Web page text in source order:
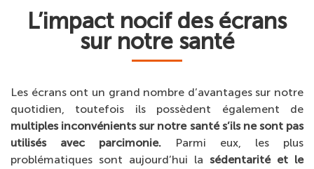
L’impact nocif des écrans
sur notre santé
Les écrans ont un grand nombre d’avantages sur notre
quotidien, toutefois ils possèdent également de
multiples inconvénients sur notre santé s’ils ne sont pas
utilisés avec parcimonie. Parmi eux, les plus
problématiques sont aujourd’hui la sédentarité et le